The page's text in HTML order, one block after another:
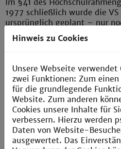
1977 schließlich wurde die
ursprünglich geplant – nur
Bestimmung aufgenommen.
mit der Änderung des HRG
vorschreibt. Hiergegen ist
betroffenen Bundesländer
Württemberg am
anhängig.
Mitte der 1990er Jahre
zunehmend der Ausdruck
geführt.
Hinweis zu Cookies
Unsere Webseite verwendet
zwei Funktionen: Zum
für die grundlegende
Website. Zum anderen
Cookies unsere Inhalte für
verbessern. Hierzu werden
Daten von Website-
ausgewertet. Das